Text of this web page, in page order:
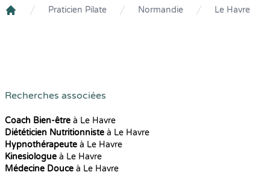
Praticien Pilate Normandie Le Havre
Recherches associées
Coach Bien-être à Le Havre
Diététicien Nutritionniste à Le Havre
Hypnothérapeute à Le Havre
Kinesiologue à Le Havre
Médecine Douce à Le Havre